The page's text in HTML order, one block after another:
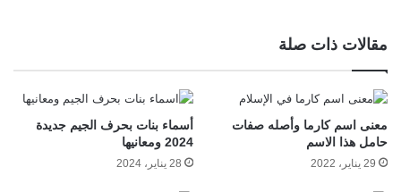
مقالات ذات صلة
معنى اسم كارما وأصله صفات
حامل هذا الاسم
29 يناير، 2022
أسماء بنات بحرف الجيم جديدة
2024 ومعانيها
28 يناير، 2024